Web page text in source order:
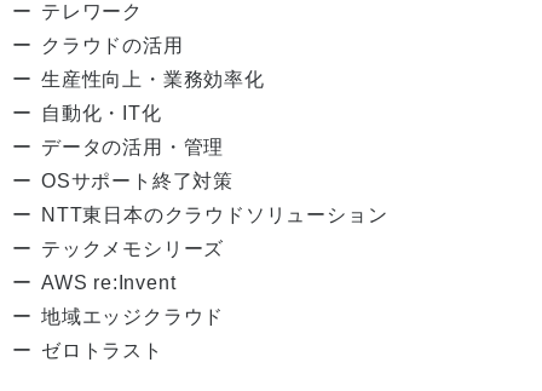
テレワーク
クラウドの活用
生産性向上・業務効率化
自動化・IT化
データの活用・管理
OSサポート終了対策
NTT東日本のクラウドソリューション
テックメモシリーズ
AWS re:Invent
地域エッジクラウド
ゼロトラスト